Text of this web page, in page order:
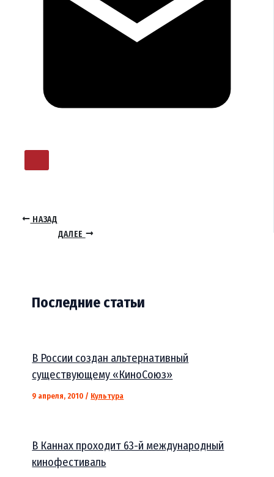
НАЗАД
ДАЛЕЕ
Последние статьи
В России создан альтернативный
существующему «КиноСоюз»
9 апреля, 2010 / Культура
В Каннах проходит 63-й международный
кинофестиваль